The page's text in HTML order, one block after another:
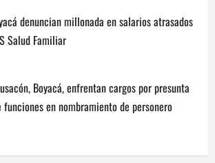
denuncian millonada en salarios atrasados
Salud Familiar
Boyacá, enfrentan cargos por presunta
en nombramiento de personero